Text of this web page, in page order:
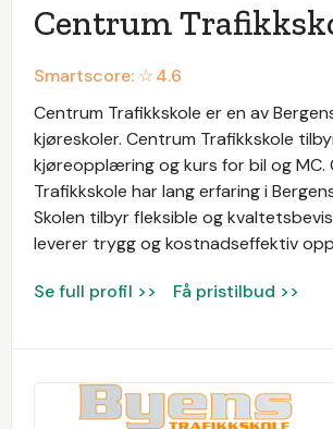
Centrum
Smartscore: ☆4.6
Centrum Trafikkskole er en av
kjøreskoler. Centrum Trafikkskole
kjøreopplæring og kurs for bil og MC.
Trafikkskole har lang erfaring i
Skolen tilbyr fleksible og
leverer trygg og kostnadseffektiv
Se full profil >> Få pristilbud >>